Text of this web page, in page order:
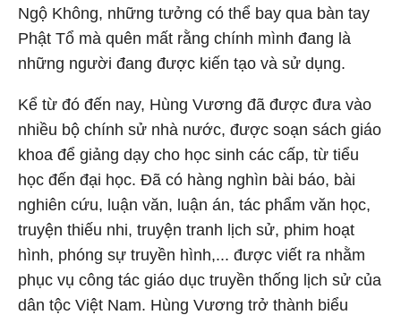
Ngộ Không, những tưởng có thể bay qua bàn tay
Phật Tổ mà quên mất rằng chính mình đang là
những người đang được kiến tạo và sử dụng.
Kể từ đó đến nay, Hùng Vương đã được đưa vào
nhiều bộ chính sử nhà nước, được soạn sách giáo
khoa để giảng dạy cho học sinh các cấp, từ tiểu
học đến đại học. Đã có hàng nghìn bài báo, bài
nghiên cứu, luận văn, luận án, tác phẩm văn học,
truyện thiếu nhi, truyện tranh lịch sử, phim hoạt
hình, phóng sự truyền hình,... được viết ra nhằm
phục vụ công tác giáo dục truyền thống lịch sử của
dân tộc Việt Nam. Hùng Vương trở thành biểu